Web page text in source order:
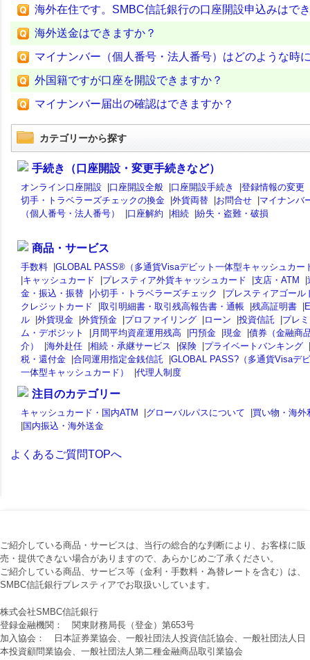
海外在住です。SMBC信託銀行の口座開設申込みはで
海外送金はできますか？
マイナンバー（個人番号・法人番号）はどのような時
外国籍ですが口座を開設できますか？
マイナンバー届出の確認はできますか？
カテゴリーから探す
手続き（口座開設・変更手続きなど）
オンライン口座開設 |口座開設全般 |口座開設手続き |登録情報の変更
切手・トラベラーズチェックの換金 |外貨両替 |お問合せ |マイナンバ
（個人番号・法人番号）
|口座解約 |相続 |紛失・盗難・破損
商品・サービス
手数料 |GLOBAL PASS®（多通貨Visaデビット一体型キャッシュカー
|キャッシュカード |プレスティア外貨キャッシュカード |支店・ATM |
金・振込・振替 |小切手・トラベラーズチェック |プレスティアゴール
クレジットカード
|取引明細書・取引残高報告書・通帳 |残高証明書 |
ル |外貨現金 |外貨預金 |プロファイリング |ローン |投資信託 |プレ
ム・デポジット
| 月間平均資産運用残高 |円預金 |現金 |債券（金融商
介）
|海外赴任 |相続・承継サービス |保険 |プライベートバンキング |
税・還付金 |合同運用指定金銭信託 |GLOBAL PASS?（多通貨Visaデ
一体型キャッシュカード）
|代理人制度
注目のカテゴリー
キャッシュカード・国内ATM |グローバルパスについて |買い物・海外
|国内振込・海外送金
よくあるご質問TOPへ
ご紹介している商品・サービスは、当行の総合的な判断により、お客様に販
売・提供できない場合がありますので、あらかじめご了承ください。
ご紹介している商品、サービス等（金利・手数料・為替レートを含む）は、
SMBC信託銀行プレスティアでお取扱いしています。
株式会社SMBC信託銀行
登録金融機関： 関東財務局長（登金）第653号
加入協会： 日本証券業協会、一般社団法人投資信託協会、一般社団法人日
本投資顧問業協会、一般社団法人第二種金融商品取引業協会